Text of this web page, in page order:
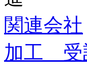
関連会社
加工 受